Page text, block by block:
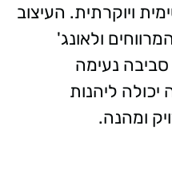
ויוקרתית. העיצוב
ולאונג'
נעימה
ליהנות
ומהנה.